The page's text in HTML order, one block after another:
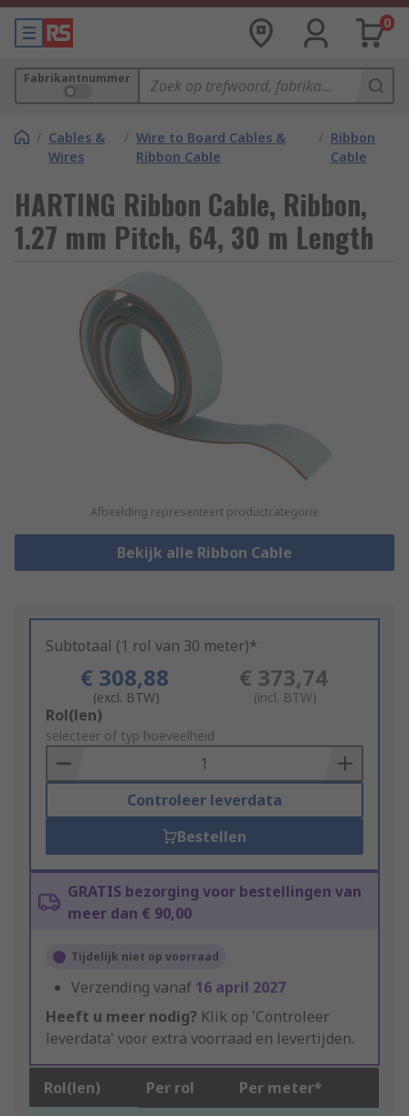
0
Fabrikantnummer
/ Cables &
Wires
/ Wire to Board Cables &
Ribbon Cable
/ Ribbon
Cable
HARTING Ribbon Cable, Ribbon,
1.27 mm Pitch, 64, 30 m Length
Afbeelding representeert productcategorie
Bekijk alle Ribbon Cable
Subtotaal (1 rol van 30 meter)*
€ 308,88
(excl. BTW)
€ 373,74
(incl. BTW)
Add
to
Basket
Rol(len)
selecteer of typ hoeveelheid
Controleer leverdata
Bestellen
GRATIS bezorging voor bestellingen van
meer dan € 90,00
Tijdelijk niet op voorraad
Verzending vanaf 16 april 2027
Heeft u meer nodig? Klik op 'Controleer
leverdata' voor extra voorraad en levertijden.
Rol(len) Per rol Per meter*